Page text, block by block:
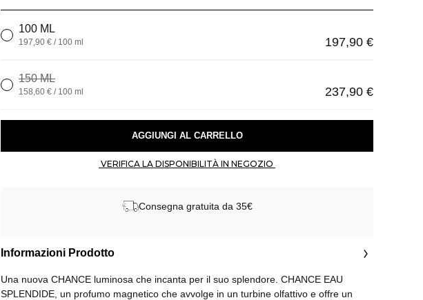
100 ML
197,90 €
197,90 € / 100 ml
150 ML
237,90 €
158,60 € / 100 ml
AGGIUNGI AL CARRELLO
Consegna gratuita da 35€
Informazioni Prodotto
Una nuova CHANCE luminosa che incanta per il suo splendore. CHANCE EAU
SPLENDIDE, un profumo magnetico che avvolge in un turbine olfattivo e offre un